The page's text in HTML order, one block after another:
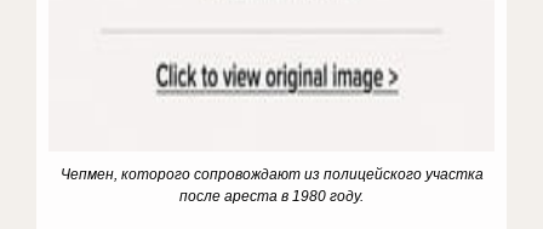
Чепмен, которого сопровождают из полицейского участка
после ареста в 1980 году.